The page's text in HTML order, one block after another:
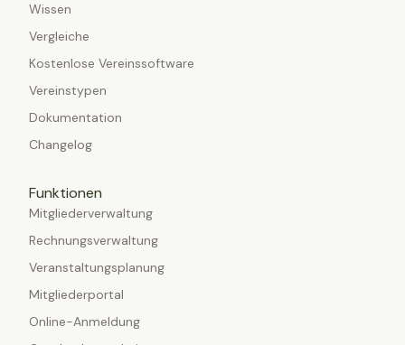
Wissen
Vergleiche
Kostenlose Vereinssoftware
Vereinstypen
Dokumentation
Changelog
Funktionen
Mitgliederverwaltung
Rechnungsverwaltung
Veranstaltungsplanung
Mitgliederportal
Online-Anmeldung